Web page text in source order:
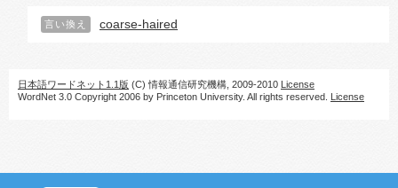
言い換え coarse-haired
日本語ワードネット1.1版 (C) 情報通信研究機構, 2009-2010 License
WordNet 3.0 Copyright 2006 by Princeton University. All rights reserved. License